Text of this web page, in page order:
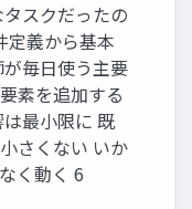
スクだったの
定義から基本
毎日使う主要
素を追加する
最小限に 既
さくない いか
く動く 6